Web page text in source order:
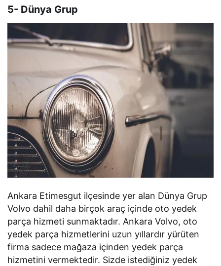
5- Dünya Grup
Ankara Etimesgut ilçesinde yer alan Dünya Grup
Volvo dahil daha birçok araç içinde oto yedek
parça hizmeti sunmaktadır. Ankara Volvo, oto
yedek parça hizmetlerini uzun yıllardır yürüten
firma sadece mağaza içinden yedek parça
hizmetini vermektedir. Sizde istediğiniz yedek